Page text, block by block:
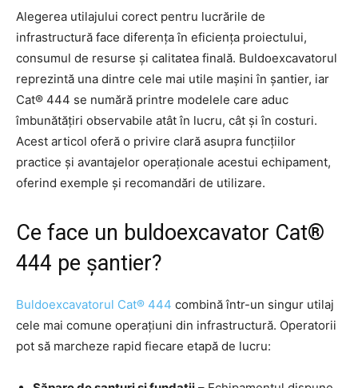
Alegerea utilajului corect pentru lucrările de
infrastructură face diferența în eficiența proiectului,
consumul de resurse și calitatea finală. Buldoexcavatorul
reprezintă una dintre cele mai utile mașini în șantier, iar
Cat® 444 se numără printre modelele care aduc
îmbunătățiri observabile atât în lucru, cât și în costuri.
Acest articol oferă o privire clară asupra funcțiilor
practice și avantajelor operaționale acestui echipament,
oferind exemple și recomandări de utilizare.
Ce face un buldoexcavator Cat®
444 pe șantier?
Buldoexcavatorul Cat® 444 combină într-un singur utilaj
cele mai comune operațiuni din infrastructură. Operatorii
pot să marcheze rapid fiecare etapă de lucru: